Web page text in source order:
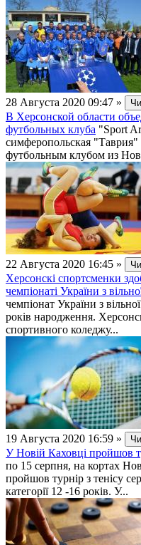
28 Августа 2020 09:47 »
В Херсонской области
футбольных клуба "Sport
симферопольская
футбольным клубом из
22 Августа 2020 16:45 »
Херсонскі спортсменки
чемпіонаті України з
чемпіонат України з
років народження.
спортивного коледжу...
19 Августа 2020 16:59 »
У Новій Каховці пройшов
по 15 серпня, на кортах
пройшов турнір з тенісу
категорії 12 -16 років. У...